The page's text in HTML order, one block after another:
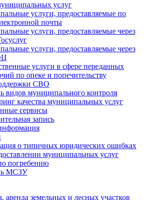
услуг
услуги, предоставляемые по
почты
услуги, предоставляемые через
услуги, предоставляемые через
услуги в сфере переданных
по опеке и попечительству
СВО
видов муниципального контроля
качества муниципальных услуг
сервисы
запись
о типичных юридических ошибках
муниципальных услуг
погребению
МСЗУ
аренда земельных и лесных участков